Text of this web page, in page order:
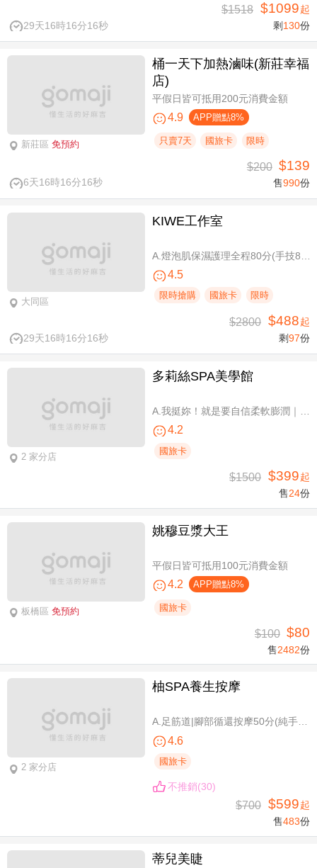
29天16時16分15秒
$1518 $1099起
剩 130份
新莊區 免預約
桶一天下加熱滷味(新莊幸福
店)
平假日皆可抵用200元消費金額
4.9 APP贈點8%
只賣7天 國旅卡 限時
6天16時16分15秒
$200 $139
售990份
大同區
KIWE工作室
4.5
限時搶購 國旅卡 限時
29天16時16分15秒
$2800 $488起
剩97份
2 家分店
多莉絲SPA美學館
4.2
國旅卡
$1500 $399起
售24份
板橋區 免預約
姚穆豆漿大王
平假日皆可抵用100元消費金額
4.2 APP贈點8%
國旅卡
$100 $80
售2482份
2 家分店
柚SPA養生按摩
A.足筋道|腳部循還按摩50分(純手技40分) / B.五感按摩全身舒壓(指/油壓 二選一)70分(純手技70分) / C.深層暖筋|黑玉熱石全身舒壓70分(手技60分)
4.6
國旅卡
不推銷(30)
$700 $599起
售483份
蒂兒美睫